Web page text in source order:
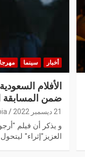
أخبار سينما
الأفلام
ضمن المسابقة
21 ديسمبر 2022
و يذكر أن فيلم
العزيز"إثراء"